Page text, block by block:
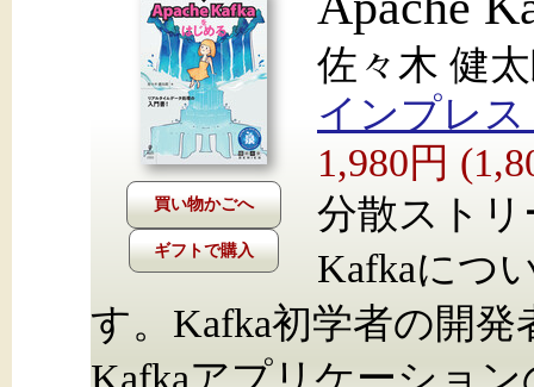
ギフトで購入
佐々木 健
インプレス
1,980円
分散スト
Kafkaにつ
す。Kafka初学者の開
Kafkaアプリケーショ